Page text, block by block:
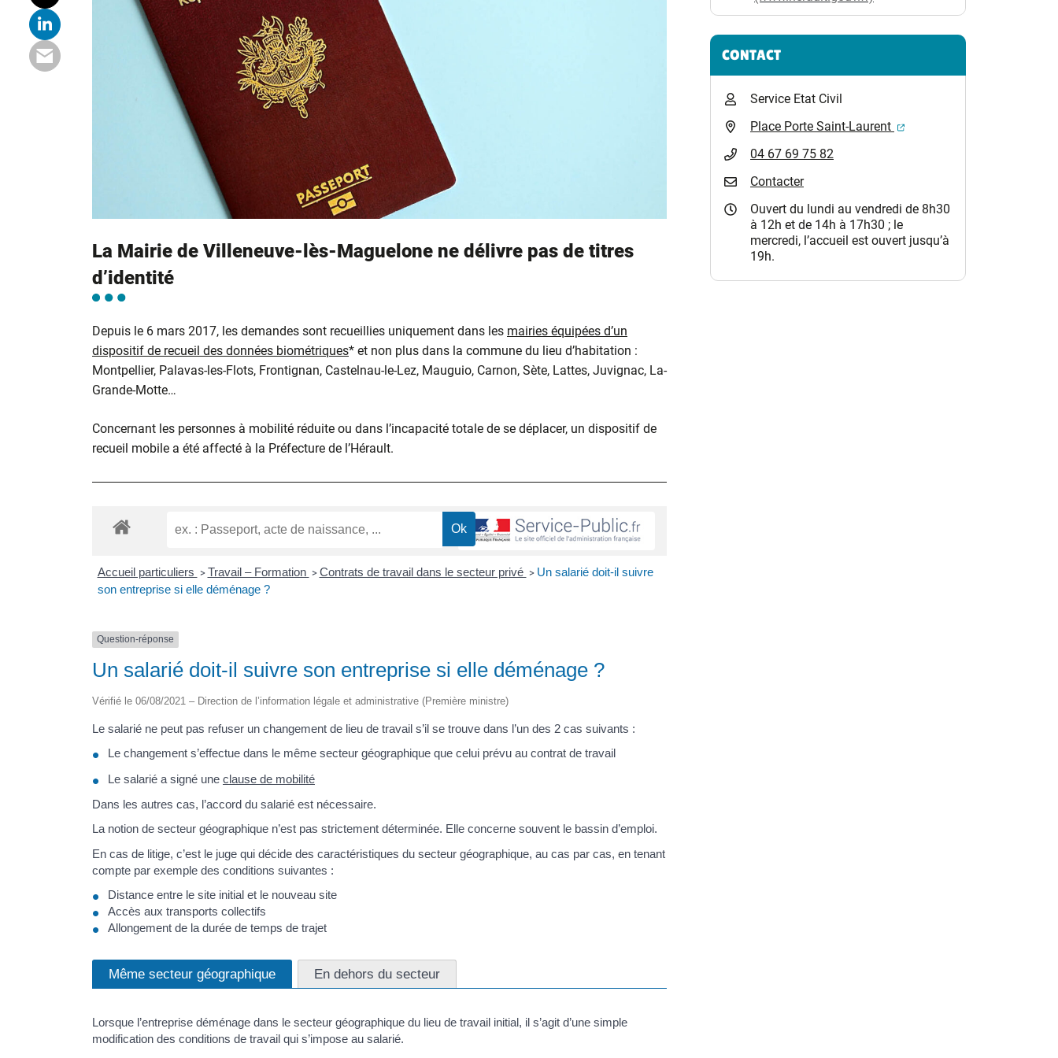
La Mairie de Villeneuve-lès-Maguelone ne délivre pas de titres
d’identité
Depuis le 6 mars 2017, les demandes sont recueillies uniquement dans les mairies équipées d’un
dispositif de recueil des données biométriques* et non plus dans la commune du lieu d’habitation :
Montpellier, Palavas-les-Flots, Frontignan, Castelnau-le-Lez, Mauguio, Carnon, Sète, Lattes, Juvignac, La-
Grande-Motte…
Concernant les personnes à mobilité réduite ou dans l’incapacité totale de se déplacer, un dispositif de
recueil mobile a été affecté à la Préfecture de l’Hérault.
Accueil particuliers > Travail – Formation > Contrats de travail dans le secteur privé > Un salarié doit-il suivre
son entreprise si elle déménage ?
Question-réponse
Un salarié doit-il suivre son entreprise si elle déménage ?
Vérifié le 06/08/2021 – Direction de l’information légale et administrative (Première ministre)
Le salarié ne peut pas refuser un changement de lieu de travail s’il se trouve dans l’un des 2 cas suivants :
Le changement s’effectue dans le même secteur géographique que celui prévu au contrat de travail
Le salarié a signé une clause de mobilité
Dans les autres cas, l’accord du salarié est nécessaire.
La notion de secteur géographique n’est pas strictement déterminée. Elle concerne souvent le bassin d’emploi.
En cas de litige, c’est le juge qui décide des caractéristiques du secteur géographique, au cas par cas, en tenant
compte par exemple des conditions suivantes :
Distance entre le site initial et le nouveau site
Accès aux transports collectifs
Allongement de la durée de temps de trajet
Même secteur géographique En dehors du secteur
Lorsque l’entreprise déménage dans le secteur géographique du lieu de travail initial, il s’agit d’une simple
modification des conditions de travail qui s’impose au salarié.
CONTACT
Service Etat Civil
Place Porte Saint-Laurent
(ouverture dans un nouvel
04 67 69 75 82
Contacter
Ouvert du lundi au vendredi de 8h30
à 12h et de 14h à 17h30 ; le
mercredi, l’accueil est ouvert jusqu’à
19h.